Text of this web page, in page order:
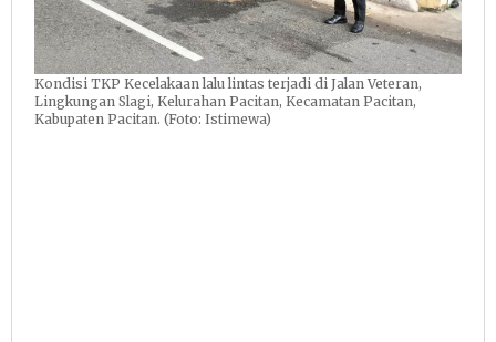
Kondisi TKP Kecelakaan lalu lintas terjadi di Jalan Veteran,
Lingkungan Slagi, Kelurahan Pacitan, Kecamatan Pacitan,
Kabupaten Pacitan. (Foto: Istimewa)